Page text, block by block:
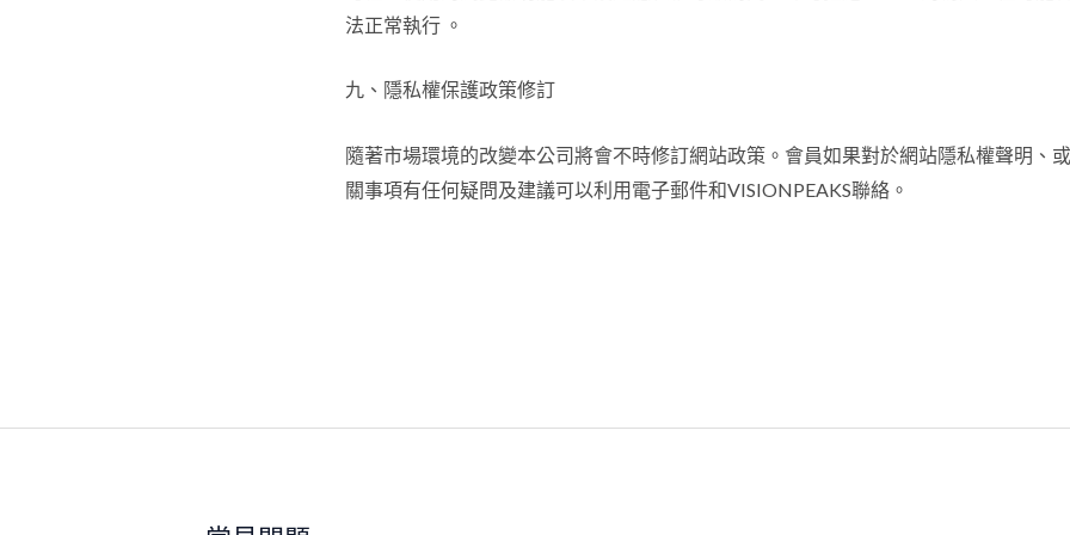
法正常執行 。
九、隱私權保護政策修訂
隨著市場環境的改變本公司將會不時修訂網站政策。會員如果對於網站隱私權聲明、
關事項有任何疑問及建議可以利用電子郵件和VISIONPEAKS聯絡。